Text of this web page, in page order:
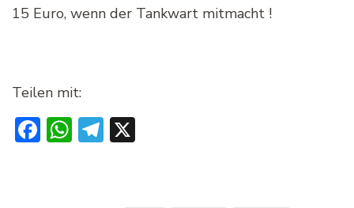
15 Euro, wenn der Tankwart mitmacht !
Teilen mit:
Facebook
WhatsApp
Telegram